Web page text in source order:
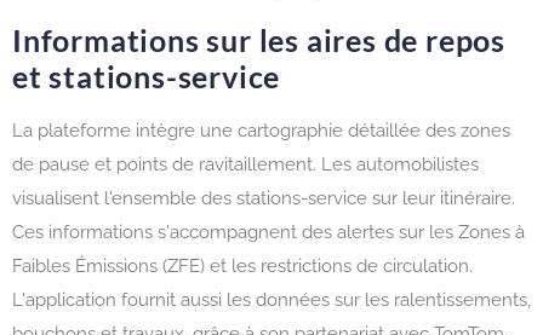
Informations sur les aires de repos
et stations-service
La plateforme intègre une cartographie détaillée des zones
de pause et points de ravitaillement. Les automobilistes
visualisent l'ensemble des stations-service sur leur itinéraire.
Ces informations s'accompagnent des alertes sur les Zones à
Faibles Émissions (ZFE) et les restrictions de circulation.
L'application fournit aussi les données sur les ralentissements,